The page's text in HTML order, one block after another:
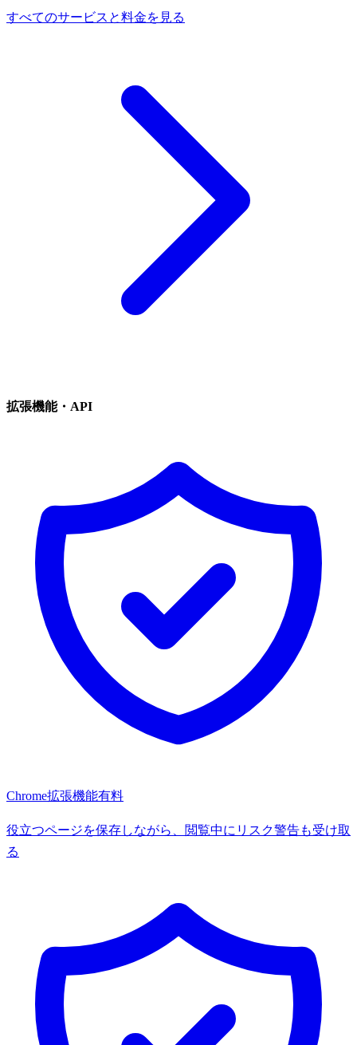
すべてのサービスと料金を見る
拡張機能・API
Chrome拡張機能有料
役立つページを保存しながら、閲覧中にリスク警告も受け取
る